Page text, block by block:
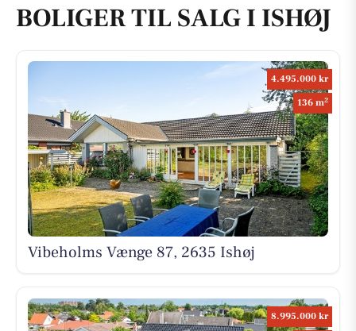
BOLIGER TIL SALG I ISHØJ
4.495.000 kr
136 m2
Vibeholms Vænge 87, 2635 Ishøj
8.995.000 kr